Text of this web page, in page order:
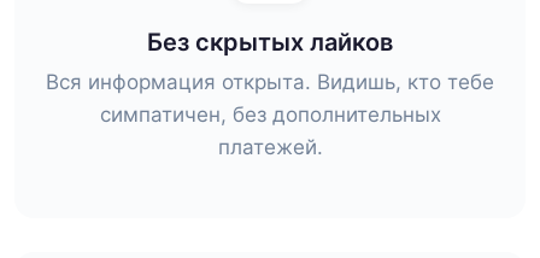
Без скрытых лайков
Вся информация открыта. Видишь, кто тебе
симпатичен, без дополнительных
платежей.